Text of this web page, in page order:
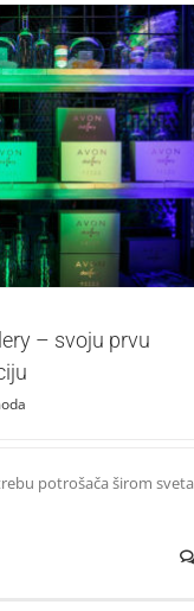
prvu vegan skin-care
i moda
– svoju prvu
potrošača širom sveta